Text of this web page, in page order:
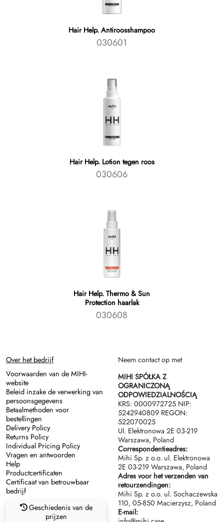
Hair Help. Antiroosshampoo
030601
Hair Help. Lotion tegen roos
030606
Hair Help. Thermo & Sun
Protection haarlak
030608
Over het bedrijf
Voorwaarden van de MIHI-
website
Beleid inzake de verwerking van
persoonsgegevens
Betaalmethoden voor
bestellingen
Delivery Policy
Returns Policy
Individual Pricing Policy
Vragen en antwoorden
Help
Productcertificaten
Certificaat van betrouwbaar
bedrijf
Geschiedenis van de
prijzen
Neem contact op met
MIHI SPÓŁKA Z
OGRANICZONĄ
ODPOWIEDZIALNOŚCIĄ
KRS: 0000972725 NIP:
5242940809 REGON:
522070025
Ul. Elektronowa 2Е 03-219
Warszawa, Poland
Correspondentieadres:
Mihi Sp. z o.o. ul. Elektronowa
2Е 03-219 Warszawa, Poland
Adres voor het verzenden van
retourzendingen:
Mihi Sp. z o.o. ul. Sochaczewska
110, 05-850 Macierzysz, Poland
E-mail: